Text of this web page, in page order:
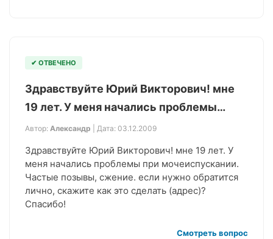
✔ ОТВЕЧЕНО
Здравствуйте Юрий Викторович! мне
19 лет. У меня начались проблемы…
Автор: Александр | Дата: 03.12.2009
Здравствуйте Юрий Викторович! мне 19 лет. У
меня начались проблемы при мочеиспускании.
Частые позывы, сжение. если нужно обратится
лично, скажите как это сделать (адрес)?
Спасибо!
Смотреть вопрос